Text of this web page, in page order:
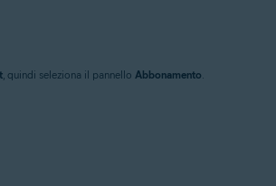
, quindi seleziona il pannello Abbonamento.